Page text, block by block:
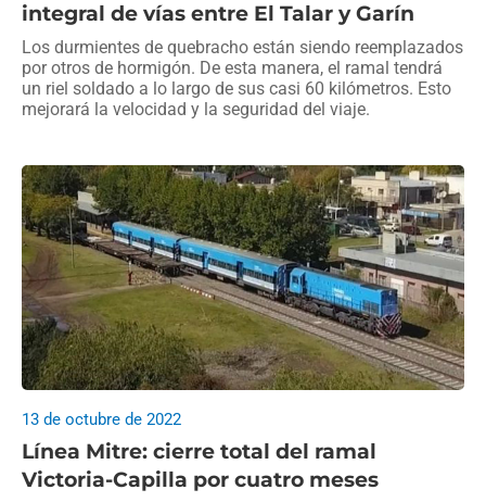
integral de vías entre El Talar y Garín
Los durmientes de quebracho están siendo reemplazados
por otros de hormigón. De esta manera, el ramal tendrá
un riel soldado a lo largo de sus casi 60 kilómetros. Esto
mejorará la velocidad y la seguridad del viaje.
Línea Mitre: cierre total del ramal
Victoria-Capilla por cuatro meses
13 de octubre de 2022